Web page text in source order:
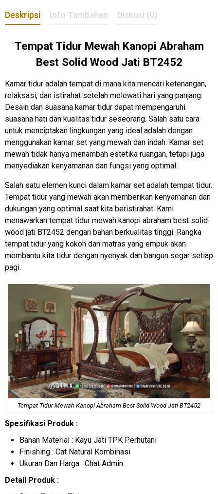
Deskripsi Info Tambahan Diskusi (0)
Tempat Tidur Mewah Kanopi Abraham
Best Solid Wood Jati BT2452
Kamar tidur adalah tempat di mana kita mencari ketenangan,
relaksasi, dan istirahat setelah melewati hari yang panjang.
Desain dan suasana kamar tidur dapat mempengaruhi
suasana hati dan kualitas tidur seseorang. Salah satu cara
untuk menciptakan lingkungan yang ideal adalah dengan
menggunakan kamar set yang mewah dan indah. Kamar set
mewah tidak hanya menambah estetika ruangan, tetapi juga
menyediakan kenyamanan dan fungsi yang optimal.
Salah satu elemen kunci dalam kamar set adalah tempat tidur.
Tempat tidur yang mewah akan memberikan kenyamanan dan
dukungan yang optimal saat kita beristirahat. Kami
menawarkan tempat tidur mewah kanopi abraham best solid
wood jati BT2452 dengan bahan berkualitas tinggi. Rangka
tempat tidur yang kokoh dan matras yang empuk akan
membantu kita tidur dengan nyenyak dan bangun segar setiap
pagi.
Tempat Tidur Mewah Kanopi Abraham Best Solid Wood Jati BT2452
Spesifikasi Produk :
Bahan Material : Kayu Jati TPK Perhutani
Finishing : Cat Natural Kombinasi
Ukuran Dan Harga : Chat Admin
Detail Produk :